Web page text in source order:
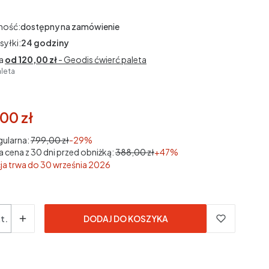
dostępny na zamówienie
24 godziny
od 120,00 zł- Geodis ćwierć paleta
zł
VAT
799,00 zł-29%
cena z 30 dni przed obniżką:388,00 zł+47%
trwa do 30 września 2026
DODAJ DO KOSZYKA